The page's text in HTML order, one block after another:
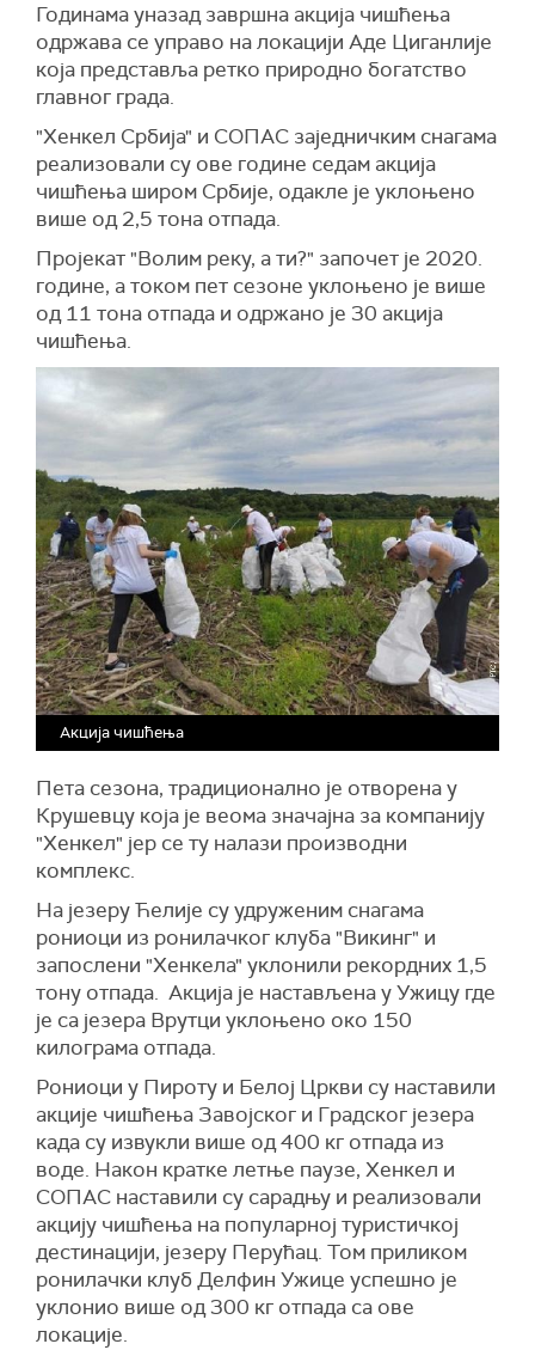
Годинама уназад завршна акција чишћења
одржава се управо на локацији Аде Циганлије
која представља ретко природно богатство
главног града.
"Хенкел Србија" и СОПАС заједничким снагама
реализовали су ове године седам акција
чишћења широм Србије, одакле је уклоњено
више од 2,5 тона отпада.
Пројекат "Волим реку, а ти?" започет је 2020.
године, а током пет сезоне уклоњено је више
од 11 тона отпада и одржано је 30 акција
чишћења.
Акција чишћења
Пета сезона, традиционално је отворена у
Крушевцу која је веома значајна за компанију
"Хенкел" јер се ту налази производни
комплекс.
На језеру Ћелије су удруженим снагама
рониоци из ронилачког клуба "Викинг" и
запослени "Хенкела" уклонили рекордних 1,5
тону отпада. Акција је настављена у Ужицу где
је са језера Врутци уклоњено око 150
килограма отпада.
Рониоци у Пироту и Белој Цркви су наставили
акције чишћења Завојског и Градског језера
када су извукли више од 400 кг отпада из
воде. Након кратке летње паузе, Хенкел и
СОПАС наставили су сарадњу и реализовали
акцију чишћења на популарној туристичкој
дестинацији, језеру Перућац. Том приликом
ронилачки клуб Делфин Ужице успешно је
уклонио више од 300 кг отпада са ове
локације.